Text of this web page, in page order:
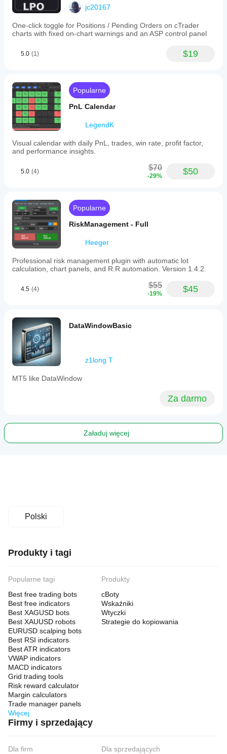
jc20167
One-click toggle for Positions / Pending Orders on cTrader
charts with fixed on-chart warnings and an ASP control panel
5.0 (1) $19
Popularne
PnL Calendar
LegendK
Visual calendar with daily PnL, trades, win rate, profit factor,
and performance insights.
5.0 (4) $70
-29% $50
Popularne
RiskManagement - Full
Heeger
Professional risk management plugin with automatic lot
calculation, chart panels, and R:R automation. Version 1.4.2.
4.5 (4) $55
-19% $45
DataWindowBasic
z1long.T
MT5 like DataWindow
Za darmo
Załaduj więcej
Polski
Produkty i tagi
Popularne tagi
Best free trading bots
Best free indicators
Best XAGUSD bots
Best XAUUSD robots
EURUSD scalping bots
Best RSI indicators
Best ATR indicators
VWAP indicators
MACD indicators
Grid trading tools
Risk reward calculator
Margin calculators
Trade manager panels
Więcej
Produkty
cBoty
Wskaźniki
Wtyczki
Strategie do kopiowania
Firmy i sprzedający
Dla firm
Dla sprzedających